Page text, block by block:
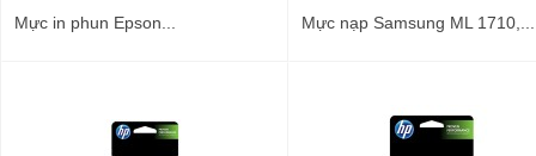
Mực in phun Epson... Mực nạp Samsung ML 1710,...